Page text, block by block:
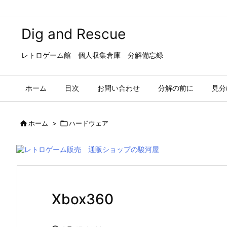
Dig and Rescue
レトロゲーム館 個人収集倉庫 分解備忘録
ホーム 目次 お問い合わせ 分解の前に 見
ホーム > ハードウェア
Xbox360